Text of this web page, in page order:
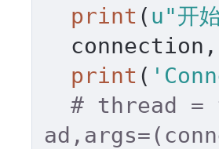
print ( u"开
connection,
print (
# thread